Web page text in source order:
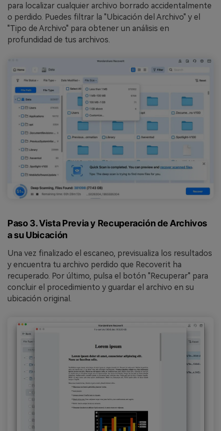
para localizar cualquier archivo borrado accidentalmente
o perdido. Puedes filtrar la "Ubicación del Archivo" y el
"Tipo de Archivo" para obtener un análisis en
profundidad de tus archivos.
Paso 3. Vista Previa y Recuperación de Archivos
a su Ubicación
Una vez finalizado el escaneo, previsualiza los resultados
y encuentra tu archivo perdido que Recoverit ha
recuperado. Por último, pulsa el botón "Recuperar" para
concluir el procedimiento y guardar el archivo en su
ubicación original.